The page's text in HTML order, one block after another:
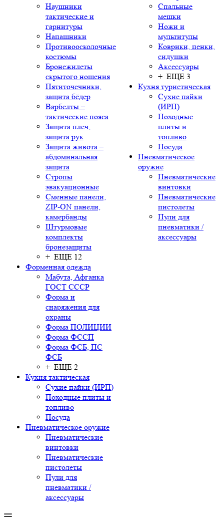
Наушники
тактические и
гарнитуры
Напашники
Противоосколочные
костюмы
Бронежилеты
скрытого ношения
Пятиточечники,
защита бёдер
Варбелты –
тактические пояса
Защита плеч,
защита рук
Защита живота –
абдоминальная
защита
Стропы
эвакуационные
Сменные панели,
ZIP-ON панели,
камербанды
Штурмовые
комплекты
бронезащиты
+ ЕЩЕ 12
Форменная одежда
Мабута, Афганка
ГОСТ СССР
Форма и
снаряжения для
охраны
Форма ПОЛИЦИИ
Форма ФССП
Форма ФСБ, ПС
ФСБ
+ ЕЩЕ 2
Кухня тактическая
Сухие пайки (ИРП)
Походные плиты и
топливо
Посуда
Пневматическое оружие
Пневматические
винтовки
Пневматические
пистолеты
Пули для
пневматики /
аксессуары
Спальные
мешки
Ножи и
мультитулы
Коврики, пенки,
сидушки
Аксессуары
+ ЕЩЕ 3
Кухня туристическая
Сухие пайки
(ИРП)
Походные
плиты и
топливо
Посуда
Пневматическое
оружие
Пневматические
винтовки
Пневматические
пистолеты
Пули для
пневматики /
аксессуары